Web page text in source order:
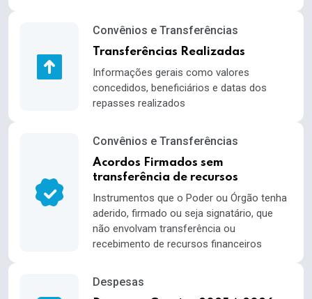
Convênios e Transferências
Transferências Realizadas
Informações gerais como valores
concedidos, beneficiários e datas dos
repasses realizados
Convênios e Transferências
Acordos Firmados sem
transferência de recursos
Instrumentos que o Poder ou Órgão tenha
aderido, firmado ou seja signatário, que
não envolvam transferência ou
recebimento de recursos financeiros
Despesas